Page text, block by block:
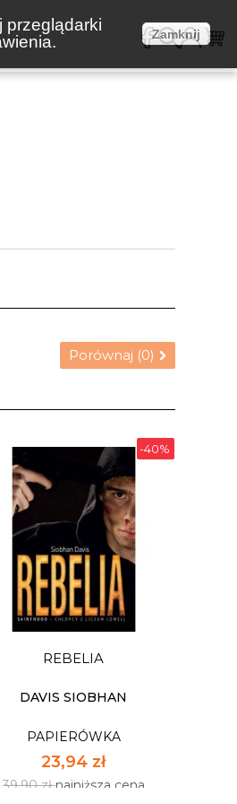
przeglądarki
Zamknij
Porównaj (0)
-40%
REBELIA
DAVIS SIOBHAN
PAPIERÓWKA
23,94 zł
39,90 złnajniższa cena